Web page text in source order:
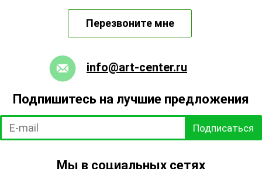
Перезвоните мне
info@art-center.ru
Подпишитесь на лучшие предложения
Подписаться
Мы в социальных сетях